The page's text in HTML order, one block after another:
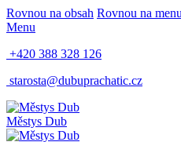
Rovnou na obsah Rovnou na menu
Menu
+420 388 328 126
starosta@dubuprachatic.cz
Městys Dub